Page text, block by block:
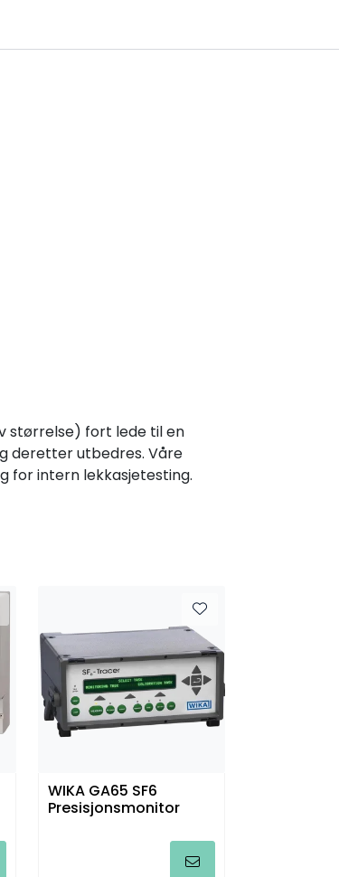
størrelse) fort lede til en
deretter utbedres. Våre
for intern lekkasjetesting.
WIKA GA65 SF6
Presisjonsmonitor